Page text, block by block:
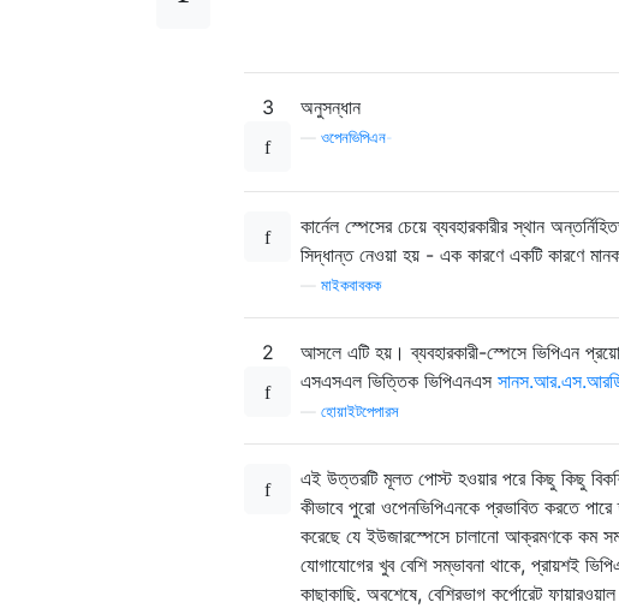
3 অনুসন্ধান
ওপেনভিপিএন-
কার্নেল স্পেসের চেয়ে ব্যবহারকারীর স্থান
সিদ্ধান্ত নেওয়া হয় - এক কারণে একটি কারণে
মাইকবাবকক
2
আসলে এটি হয়। ব্যবহারকারী-স্পেসে ভিপিএন
এসএসএল ভিত্তিক ভিপিএনএস
হোয়াইটপেপারস
এই উত্তরটি মূলত পোস্ট হওয়ার পরে কিছু কিছু
কীভাবে পুরো ওপেনভিপিএনকে প্রভাবিত করতে
করেছে যে ইউজারস্পেসে চালানো আক্রমণকে কম
যোগাযোগের খুব বেশি সম্ভাবনা থাকে, প্রায়শই
কাছাকাছি. অবশেষে, বেশিরভাগ কর্পোরেট